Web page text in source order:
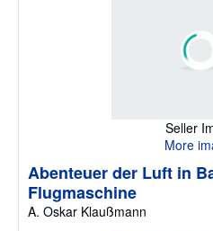
Seller
More
Abenteuer der Luft in
Flugmaschine
A. Oskar Klaußmann